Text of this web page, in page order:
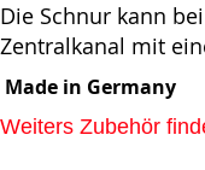
Die Schnur kann
Zentralkanal mit
Made in Germany
Weiters Zubehör